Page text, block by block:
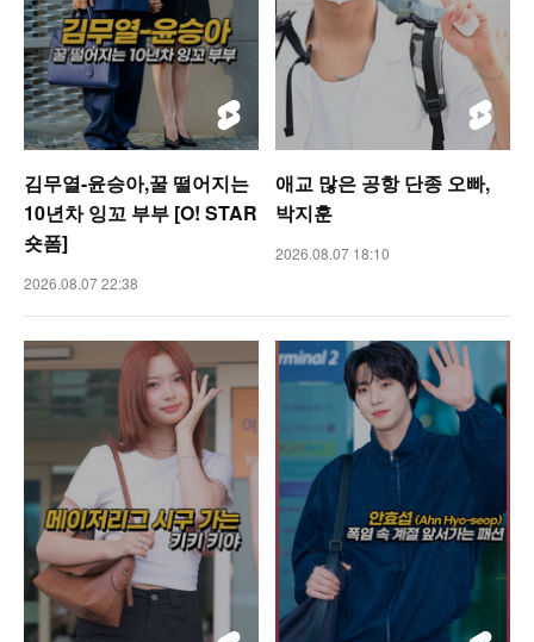
김무열-윤승아,꿀 떨어지는
10년차 잉꼬 부부 [O! STAR
숏폼]
2026.08.07 22:38
애교 많은 공항 단종 오빠,
박지훈
2026.08.07 18:10